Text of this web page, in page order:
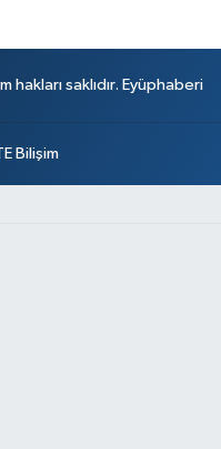
saklıdır. Eyüphaberi
Bilişim